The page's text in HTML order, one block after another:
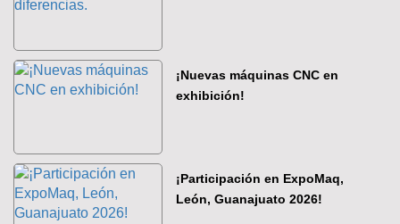
¡Nuevas máquinas CNC en
exhibición!
¡Participación en ExpoMaq,
León, Guanajuato 2026!